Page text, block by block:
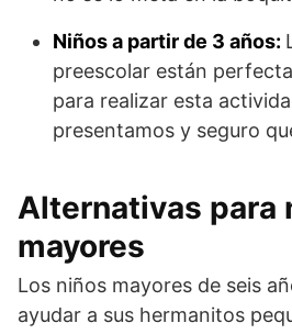
Niños a partir de 3 años:
preescolar están
para realizar esta
presentamos y seguro
Alternativas para
mayores
Los niños mayores de seis
ayudar a sus hermanitos